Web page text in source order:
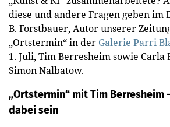
diese und andere Fragen geben im
B. Forstbauer, Autor unserer
„Ortstermin“ in der Galerie Parri
1. Juli, Tim Berresheim sowie Carla
Simon Nalbatow.
„Ortstermin“ mit Tim Berresheim
dabei sein